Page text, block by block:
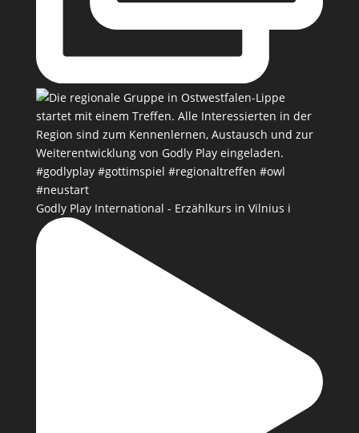
Godly Play International - Erzählkurs in Vilnius i